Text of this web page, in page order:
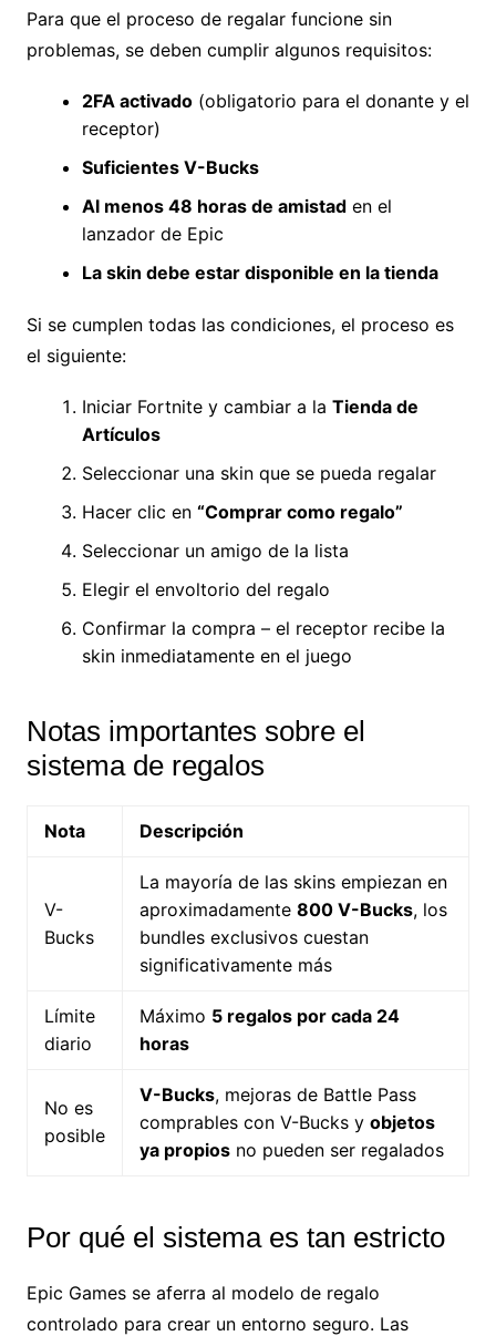
Para que el proceso de regalar funcione sin
problemas, se deben cumplir algunos requisitos:
2FA activado(obligatorio para el donante y el
receptor)
Suficientes V-Bucks
Al menos 48 horas de amistaden el
lanzador de Epic
La skin debe estar disponible en la tienda
Si se cumplen todas las condiciones, el proceso es
el siguiente:
Iniciar Fortnite y cambiar a la Tienda de
Artículos
Seleccionar una skin que se pueda regalar
Hacer clic en “Comprar como regalo”
Seleccionar un amigo de la lista
Elegir el envoltorio del regalo
Confirmar la compra – el receptor recibe la
skin inmediatamente en el juego
Notas importantes sobre el
sistema de regalos
Nota Descripción
V-
Bucks
La mayoría de las skins empiezan en
aproximadamente 800 V-Bucks, los
bundles exclusivos cuestan
significativamente más
Límite
diario
Máximo 5 regalos por cada 24
horas
No es
posible
V-Bucks, mejoras de Battle Pass
comprables con V-Bucks y objetos
ya propiosno pueden ser regalados
Por qué el sistema es tan estricto
Epic Games se aferra al modelo de regalo
controlado para crear un entorno seguro. Las